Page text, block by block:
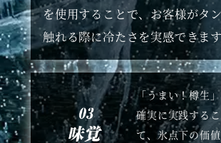
を使用することで、お客様がタ
触れる際に冷たさを実感できま
「うまい！樽生
確実に実践する
て、氷点下の価